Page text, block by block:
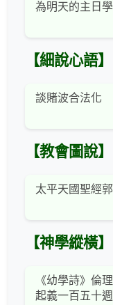
為明天的主日
【細說心語】
談賭波合法化
【教會圖說】
太平天國聖經
【神學縱橫】
《幼學詩》倫
起義一百五十